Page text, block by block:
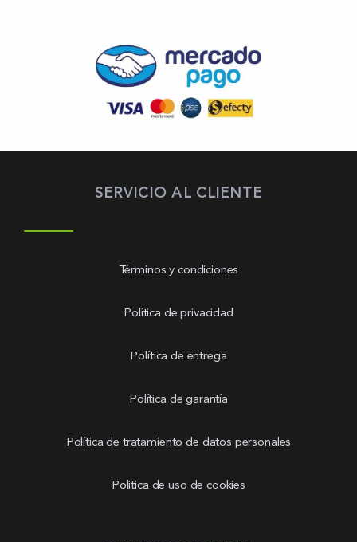
SERVICIO AL CLIENTE
Términos y condiciones
Política de privacidad
Política de entrega
Política de garantía
Política de tratamiento de datos personales
Politica de uso de cookies